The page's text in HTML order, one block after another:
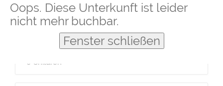
Oops. Diese Unterkunft ist leider
nicht mehr buchbar.
Fenster schließen
Guests